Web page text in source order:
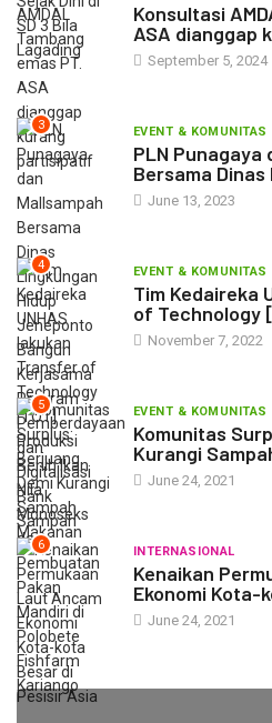
Konsultasi
ASA dianggap
September 5, 2024
3 EVENT & KOMUNITAS
PLN Punagaya
Bersama Dinas
June 13, 2023
4 EVENT & KOMUNITAS
Tim Kedaireka
of Technology
November 7, 2022
5 EVENT & KOMUNITAS
Komunitas
Kurangi
June 24, 2021
6 INTERNASIONAL
Kenaikan
Ekonomi Kota-
June 24, 2021